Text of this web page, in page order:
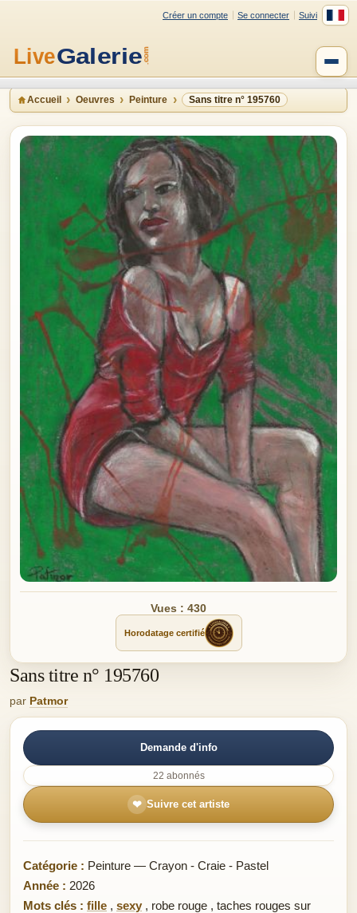
Créer un compte Se connecter Suivi
Accueil Oeuvres Peinture Sans titre n° 195760
Vues : 430
Horodatage certifié
Sans titre n° 195760
par Patmor
Demande d'info
22 abonnés
❤ Suivre cet artiste
Catégorie : Peinture — Crayon - Craie - Pastel
Année : 2026
Mots clés : fille , sexy , robe rouge , taches rouges sur